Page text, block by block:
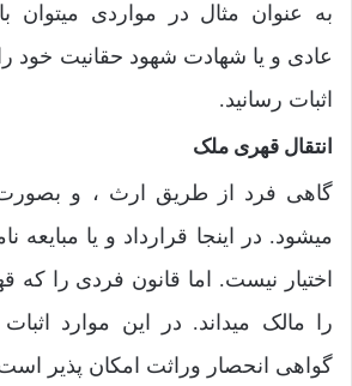
به عنوان مثال در مواردی میتوان با
عادی و یا شهادت شهود حقانیت خود
اثبات رسانید.
انتقال قهری ملک
گاهی فرد از طریق ارث ، و
میشود. در اینجا قرارداد و یا مبایعه
اختیار نیست. اما قانون فردی را که
را مالک میداند. در این موارد
گواهی انحصار وراثت امکان پذیر